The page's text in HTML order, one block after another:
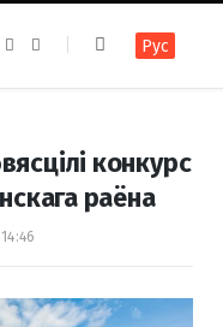
e
k
t
a
m
Рус
конкурс
раёна